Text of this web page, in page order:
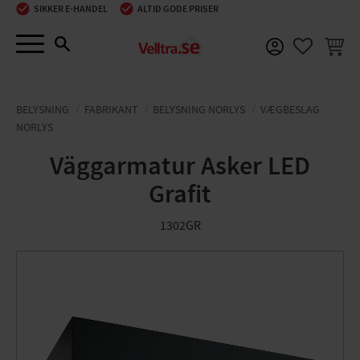
Menu
SIKKER E-HANDEL ALTID GODE PRISER
BELYSNING FABRIKANT BELYSNING NORLYS
VÆGBESLAG
NORLYS
Väggarmatur Asker LED
Grafit
1302GR